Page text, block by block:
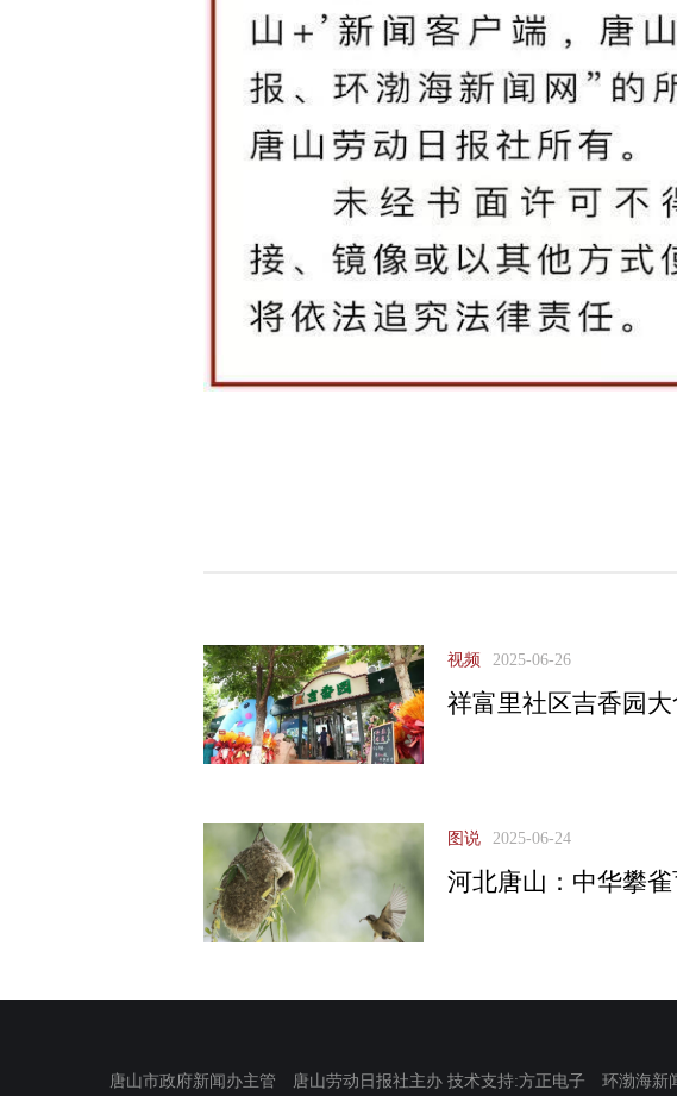
视频 2025-06-26
祥富里社区吉香园
图说 2025-06-24
河北唐山：中华攀
唐山市政府新闻办主管 唐山劳动日报社主办 技术支持:方正电子 环渤海新